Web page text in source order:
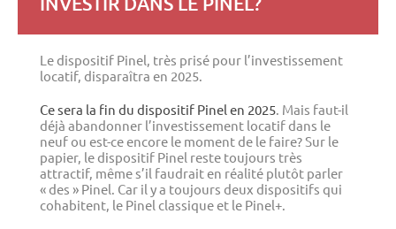
Le dispositif Pinel, très prisé pour l’investissement
locatif, disparaîtra en 2025.
Ce sera la fin du dispositif Pinel en 2025. Mais faut-il
déjà abandonner l’investissement locatif dans le
neuf ou est-ce encore le moment de le faire? Sur le
papier, le dispositif Pinel reste toujours très
attractif, même s’il faudrait en réalité plutôt parler
« des » Pinel. Car il y a toujours deux dispositifs qui
cohabitent, le Pinel classique et le Pinel+.